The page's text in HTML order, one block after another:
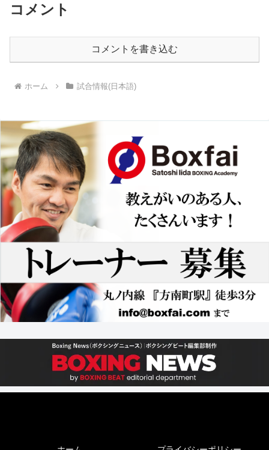
コメント
コメントを書き込む
ホーム 試合情報(日本語)